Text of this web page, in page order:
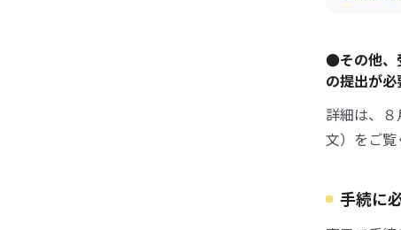
●その他、
の提出が必
詳細は、
文）をご覧
手続に